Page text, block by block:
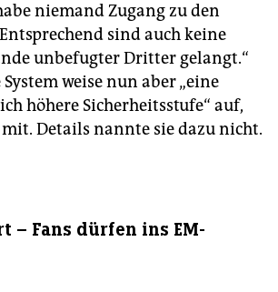
niemand Zugang zu den
sind auch keine
unbefugter Dritter gelangt.“
weise nun aber „eine
höhere Sicherheitsstufe“ auf,
Details nannte sie dazu nicht.
– Fans dürfen ins EM-